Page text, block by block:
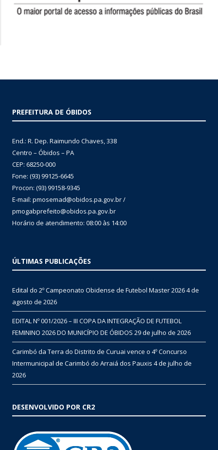
PREFEITURA DE ÓBIDOS
End.: R. Dep. Raimundo Chaves, 338
Centro – Óbidos – PA
CEP: 68250-000
Fone: (93) 99125-6645
Procon: (93) 99158-9345
E-mail: pmosemad@obidos.pa.gov.br /
pmogabprefeito@obidos.pa.gov.br
Horário de atendimento: 08:00 às 14:00
ÚLTIMAS PUBLICAÇÕES
Edital do 2º Campeonato Obidense de Futebol Master 20264 de
agosto de 2026
EDITAL Nº 001/2026 – III COPA DA INTEGRAÇÃO DE FUTEBOL
FEMININO 2026 DO MUNICÍPIO DE ÓBIDOS 29 de julho de 2026
Carimbó da Terra do Distrito de Curuai vence o 4º Concurso
Intermunicipal de Carimbó do Arraiá dos Pauxis 4 de julho de
2026
DESENVOLVIDO POR CR2